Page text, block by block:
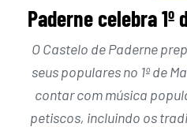
Paderne celebra 1º
O Castelo de Paderne
seus populares no 1º de
contar com música
petiscos, incluindo os